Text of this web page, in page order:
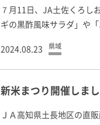
７月11日、JA土佐くろし
ギの黒酢風味サラダ」や
2024.08.23 県域
新米まつり開催しまし
ＪＡ高知県土長地区の直